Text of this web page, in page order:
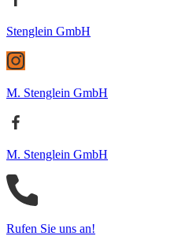
Stenglein GmbH
M. Stenglein GmbH
M. Stenglein GmbH
Rufen Sie uns an!